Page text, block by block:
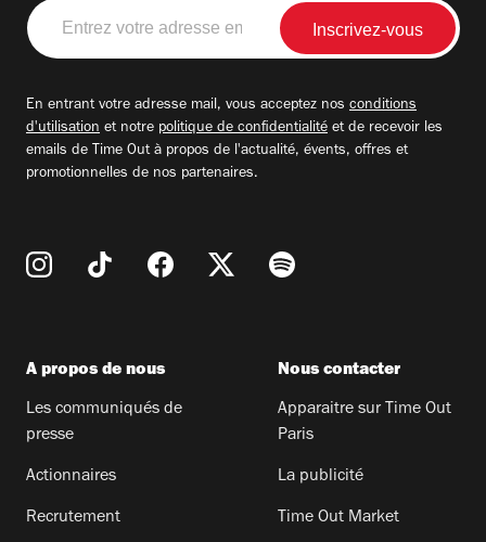
Entrez
votre
adresse
En entrant votre adresse mail, vous acceptez nos conditions
d'utilisation et notre politique de confidentialité et de recevoir les
emails de Time Out à propos de l'actualité, évents, offres et
promotionnelles de nos partenaires.
A propos de nous
Les communiqués de
presse
Actionnaires
Recrutement
Nous contacter
Apparaitre sur Time Out
Paris
La publicité
Time Out Market